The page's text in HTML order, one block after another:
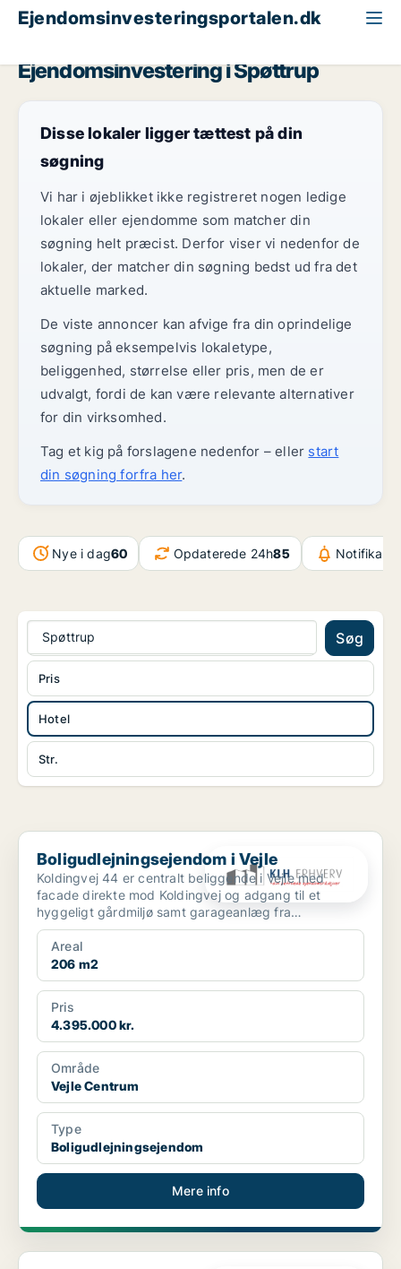
Ejendomsinvesteringsportalen.dk
Ejendomsinvestering i Spøttrup
Disse lokaler ligger tættest på din
søgning
Vi har i øjeblikket ikke registreret nogen ledige
lokaler eller ejendomme som matcher din
søgning helt præcist. Derfor viser vi nedenfor de
lokaler, der matcher din søgning bedst ud fra det
aktuelle marked.
De viste annoncer kan afvige fra din oprindelige
søgning på eksempelvis lokaletype,
beliggenhed, størrelse eller pris, men de er
udvalgt, fordi de kan være relevante alternativer
for din virksomhed.
Tag et kig på forslagene nedenfor – eller start
din søgning forfra her.
Nye i dag60 Opdaterede 24h85
Spøttrup Søg
Hotel
Str.
Pris
Boligudlejningsejendom i Vejle
Boligudlejningsejendom i Vejle
Koldingvej 44 er centralt beliggende i Vejle med
facade direkte mod Koldingvej og adgang til et
hyggeligt gårdmiljø samt garageanlæg fra
Bleggaardsgade. Ejen...
Areal
206 m2
Pris
4.395.000 kr.
Område
Vejle Centrum
Type
Boligudlejningsejendom
Mere info
Ejendom i Vejle